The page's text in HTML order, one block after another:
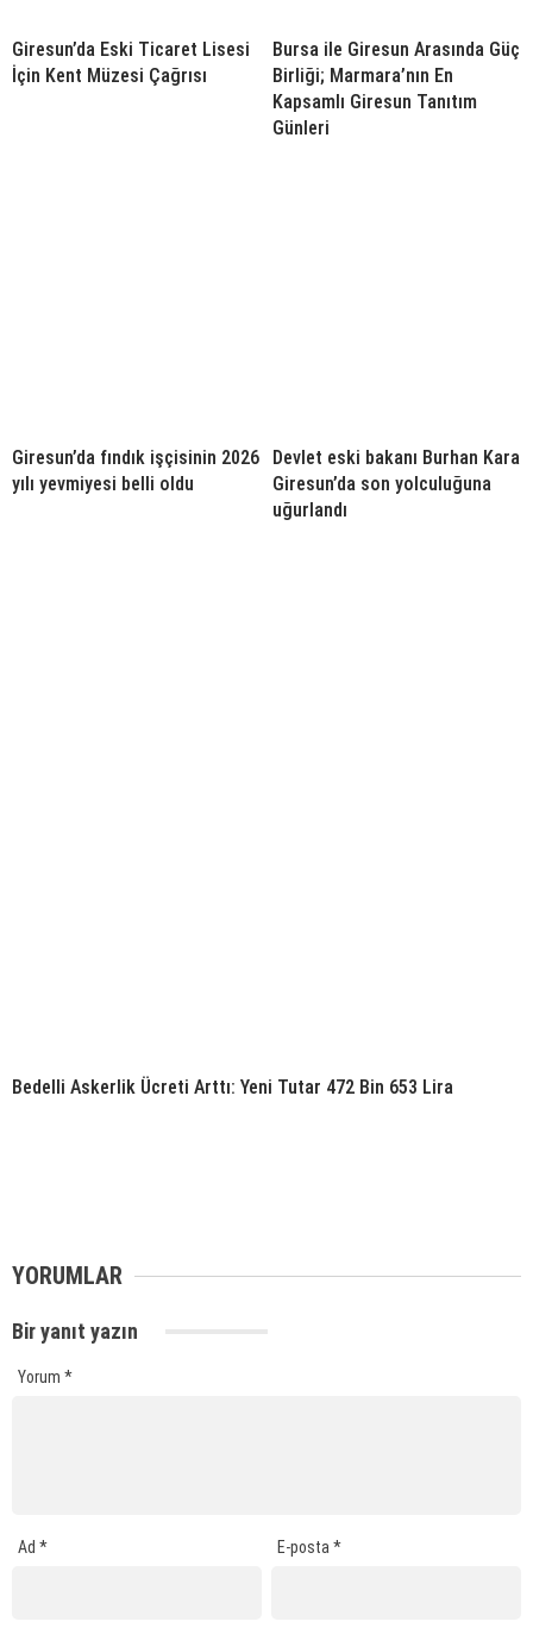
Giresun’da Eski Ticaret Lisesi
İçin Kent Müzesi Çağrısı
Bursa ile Giresun Arasında Güç
Birliği; Marmara’nın En
Kapsamlı Giresun Tanıtım
Günleri
Giresun’da fındık işçisinin 2026
yılı yevmiyesi belli oldu
Devlet eski bakanı Burhan Kara
Giresun’da son yolculuğuna
uğurlandı
Bedelli Askerlik Ücreti Arttı: Yeni Tutar 472 Bin 653 Lira
YORUMLAR
Bir yanıt yazın
Yorum *
Ad * E-posta*